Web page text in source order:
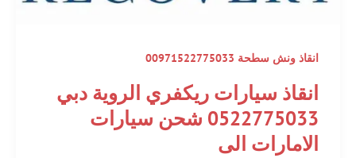
انقاذ ونش سطحة 00971522775033
انقاذ سيارات ريكفري الروية دبي
0522775033 شحن سيارات
الامارات الى